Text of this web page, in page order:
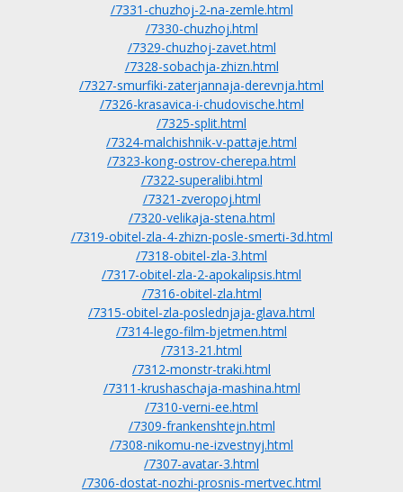
/7331-chuzhoj-2-na-zemle.html
/7330-chuzhoj.html
/7329-chuzhoj-zavet.html
/7328-sobachja-zhizn.html
/7327-smurfiki-zaterjannaja-derevnja.html
/7326-krasavica-i-chudovische.html
/7325-split.html
/7324-malchishnik-v-pattaje.html
/7323-kong-ostrov-cherepa.html
/7322-superalibi.html
/7321-zveropoj.html
/7320-velikaja-stena.html
/7319-obitel-zla-4-zhizn-posle-smerti-3d.html
/7318-obitel-zla-3.html
/7317-obitel-zla-2-apokalipsis.html
/7316-obitel-zla.html
/7315-obitel-zla-poslednjaja-glava.html
/7314-lego-film-bjetmen.html
/7313-21.html
/7312-monstr-traki.html
/7311-krushaschaja-mashina.html
/7310-verni-ee.html
/7309-frankenshtejn.html
/7308-nikomu-ne-izvestnyj.html
/7307-avatar-3.html
/7306-dostat-nozhi-prosnis-mertvec.html